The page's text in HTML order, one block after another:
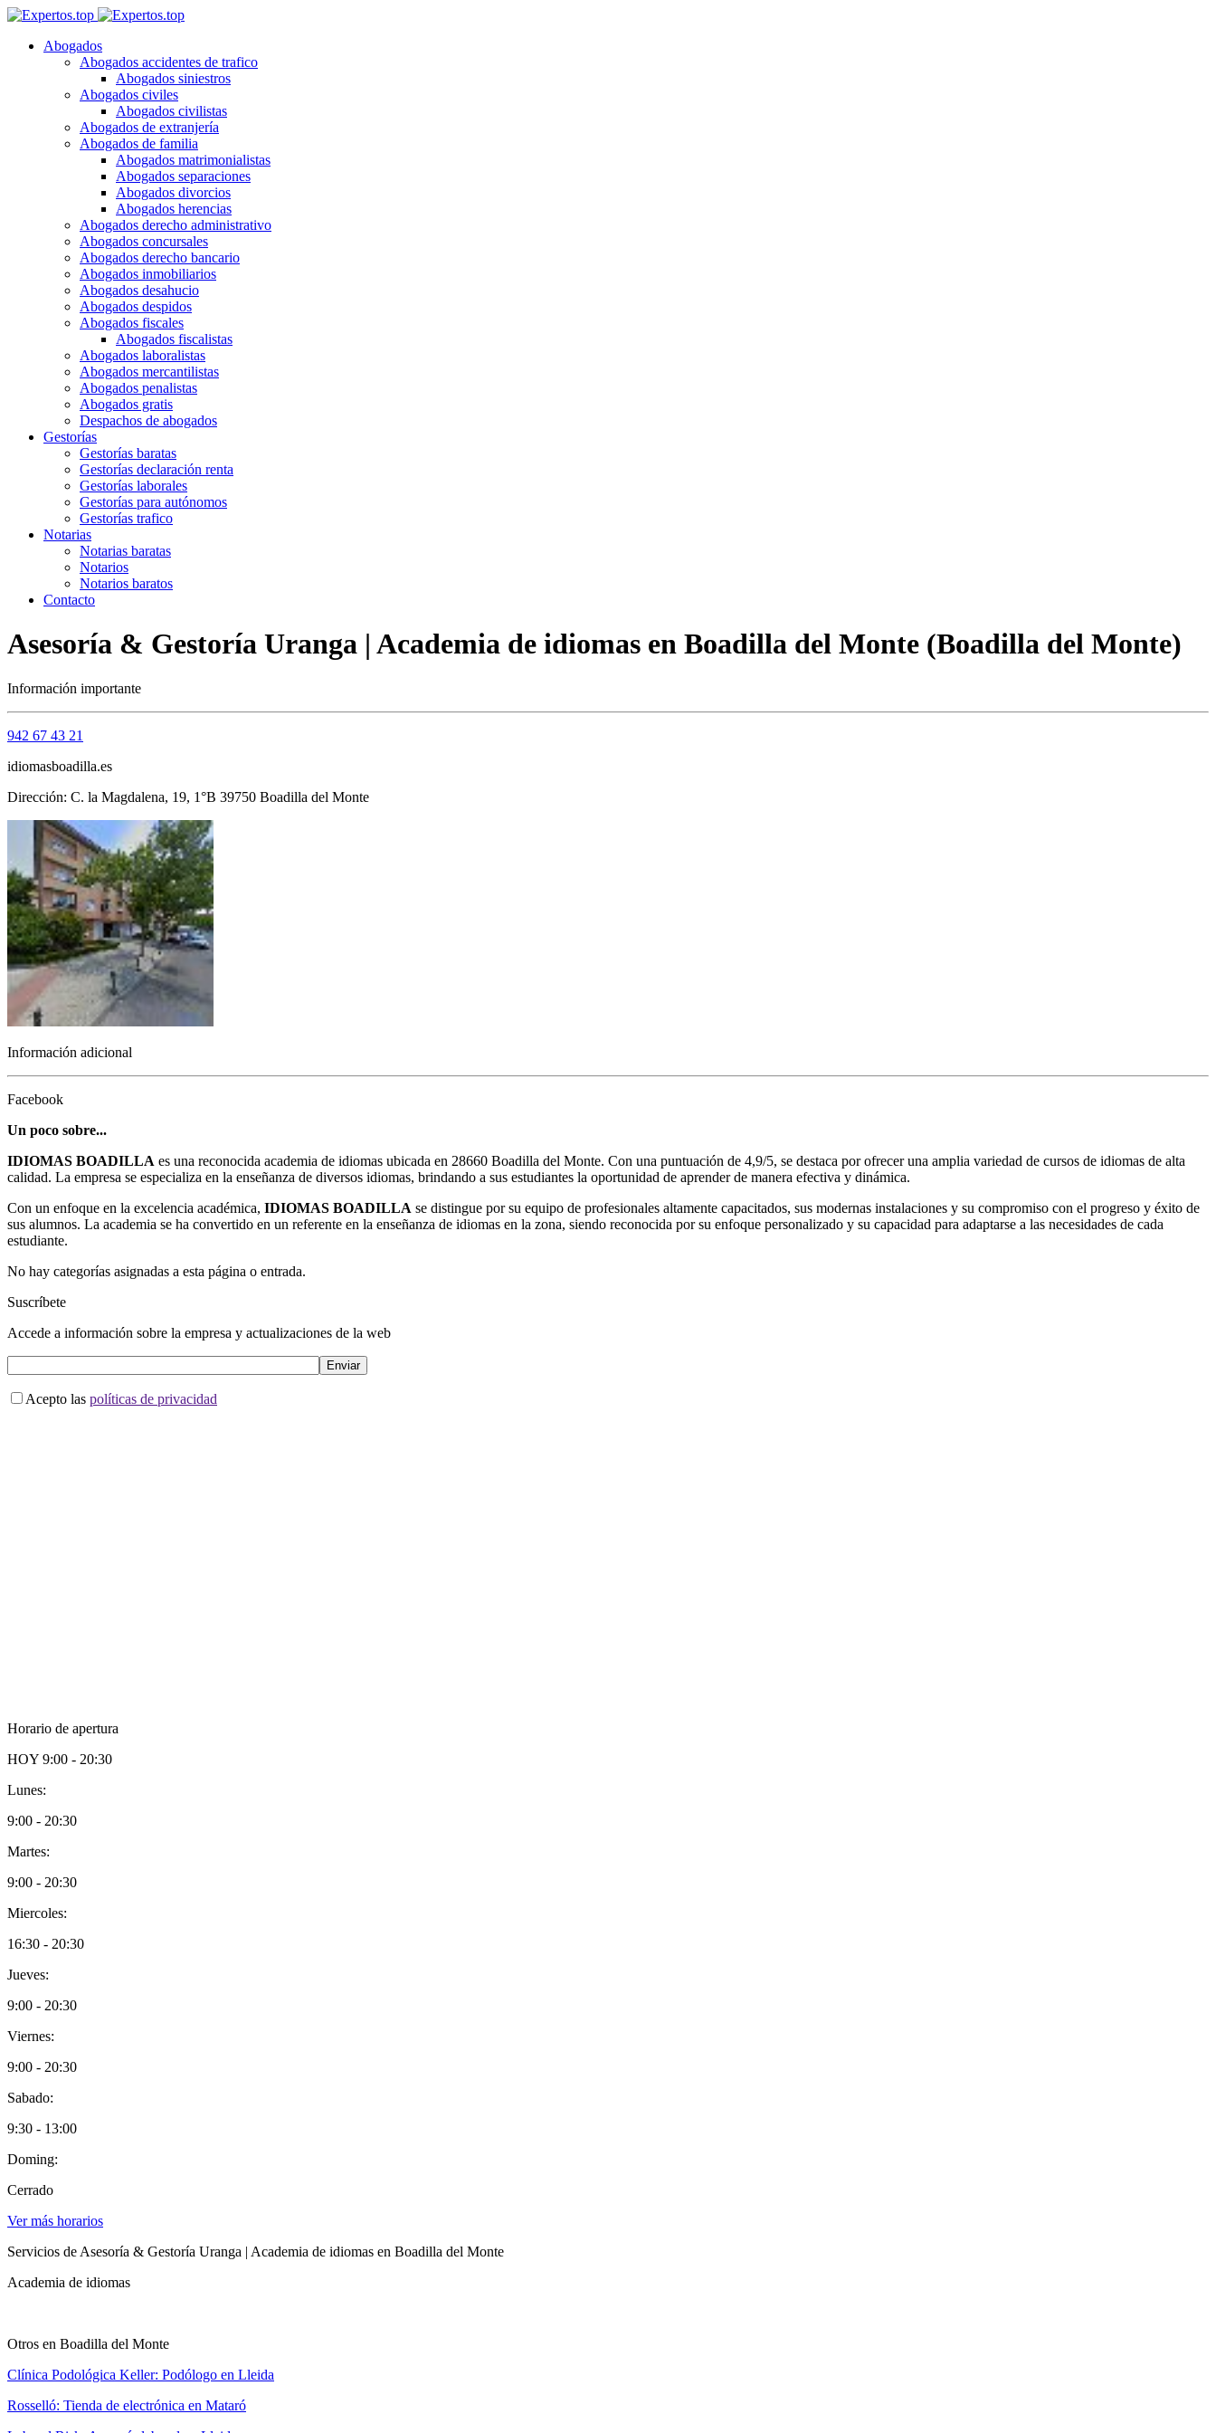
Abogados
Abogados accidentes de trafico
Abogados siniestros
Abogados civiles
Abogados civilistas
Abogados de extranjería
Abogados de familia
Abogados matrimonialistas
Abogados separaciones
Abogados divorcios
Abogados herencias
Abogados derecho administrativo
Abogados concursales
Abogados derecho bancario
Abogados inmobiliarios
Abogados desahucio
Abogados despidos
Abogados fiscales
Abogados fiscalistas
Abogados laboralistas
Abogados mercantilistas
Abogados penalistas
Abogados gratis
Despachos de abogados
Gestorías
Gestorías baratas
Gestorías declaración renta
Gestorías laborales
Gestorías para autónomos
Gestorías trafico
Notarias
Notarias baratas
Notarios
Notarios baratos
Contacto
Asesoría & Gestoría Uranga | Academia de idiomas en Boadilla del Monte (Boadilla del Monte)
Información importante
942 67 43 21
idiomasboadilla.es
Dirección: C. la Magdalena, 19, 1°B 39750 Boadilla del Monte
Información adicional
Facebook
Un poco sobre...
IDIOMAS BOADILLA es una reconocida academia de idiomas ubicada en 28660 Boadilla del Monte. Con una puntuación de 4,9/5, se destaca por ofrecer una amplia variedad de cursos de idiomas de alta
calidad. La empresa se especializa en la enseñanza de diversos idiomas, brindando a sus estudiantes la oportunidad de aprender de manera efectiva y dinámica.
Con un enfoque en la excelencia académica, IDIOMAS BOADILLA se distingue por su equipo de profesionales altamente capacitados, sus modernas instalaciones y su compromiso con el progreso y éxito de
sus alumnos. La academia se ha convertido en un referente en la enseñanza de idiomas en la zona, siendo reconocida por su enfoque personalizado y su capacidad para adaptarse a las necesidades de cada
estudiante.
No hay categorías asignadas a esta página o entrada.
Suscríbete
Accede a información sobre la empresa y actualizaciones de la web
Acepto las políticas de privacidad
Horario de apertura
HOY 9:00 - 20:30
Lunes:
9:00 - 20:30
Martes:
9:00 - 20:30
Miercoles:
16:30 - 20:30
Jueves:
9:00 - 20:30
Viernes:
9:00 - 20:30
Sabado:
9:30 - 13:00
Doming:
Cerrado
Ver más horarios
Servicios de Asesoría & Gestoría Uranga | Academia de idiomas en Boadilla del Monte
Academia de idiomas
Otros en Boadilla del Monte
Clínica Podológica Keller: Podólogo en Lleida
Rosselló: Tienda de electrónica en Mataró